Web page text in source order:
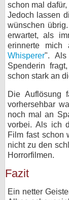
schon mal
Jedoch lassen
wünschen
erwartet, als
erinnerte
Whisperer". Als
Spenderin
schon stark an
Die Auflösung
vorhersehbar
noch mal an
vorbei. Als ich
Film fast schon
nicht zu den
Horrorfilmen.
Fazit
Ein netter